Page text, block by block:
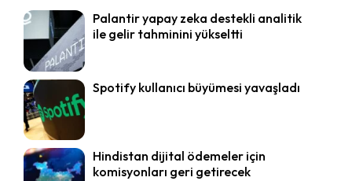
Palantir yapay zeka destekli analitik
ile gelir tahminini yükseltti
Spotify kullanıcı büyümesi yavaşladı
Hindistan dijital ödemeler için
komisyonları geri getirecek